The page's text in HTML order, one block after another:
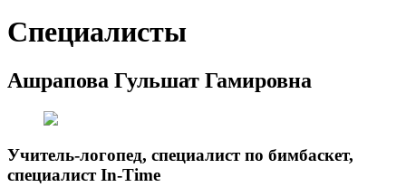
Специалисты
Ашрапова Гульшат Гамировна
Учитель-логопед, специалист по бимбаскет,
специалист In-Time